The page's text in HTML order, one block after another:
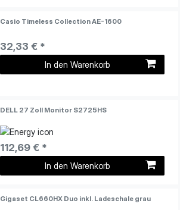
Casio Timeless Collection AE-1600
32,33 € *
In den Warenkorb
DELL 27 Zoll Monitor S2725HS
112,69 € *
In den Warenkorb
Gigaset CL660HX Duo inkl. Ladeschale grau